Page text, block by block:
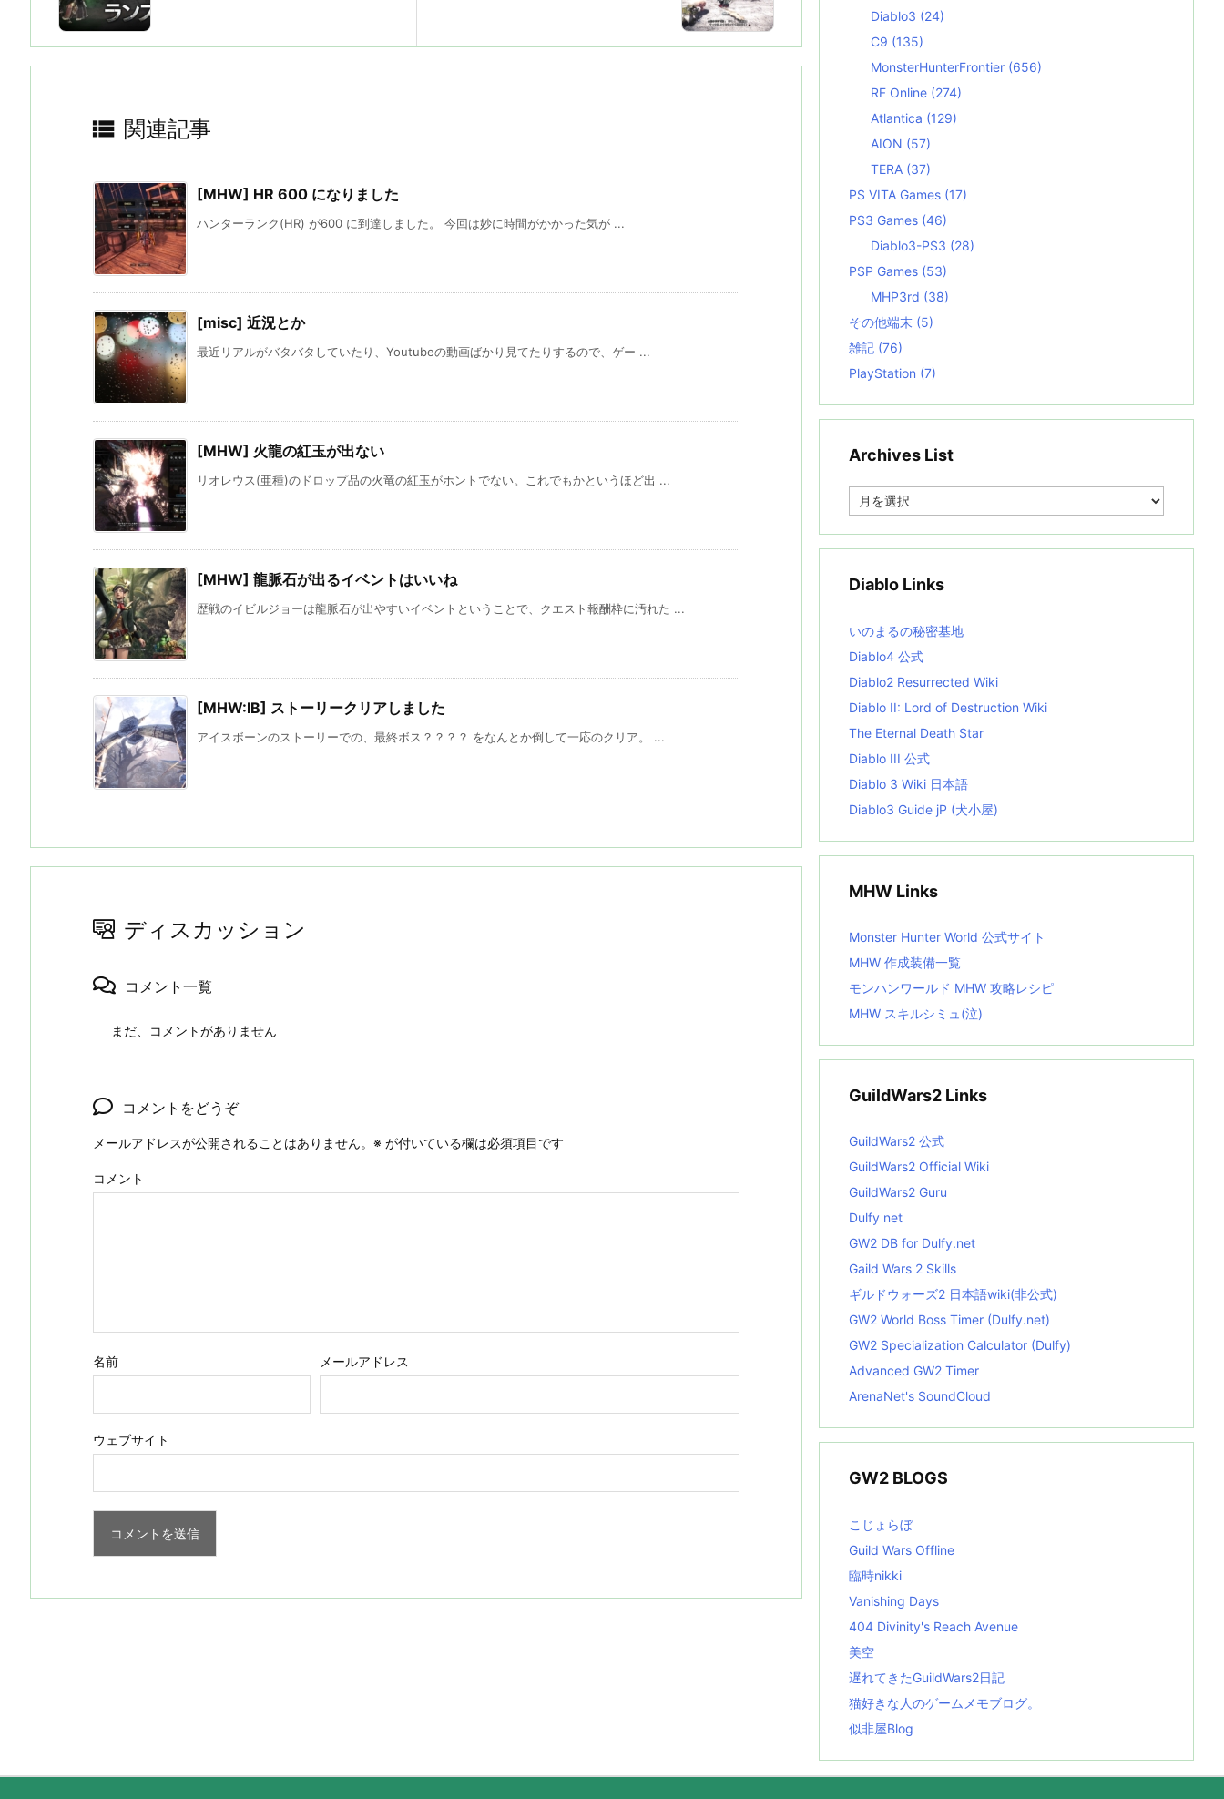
 関連記事
[MHW] HR 600 になりました
ハンターランク(HR) が600 に到達しました。 今回は妙に時間がかかった気が ...
[misc] 近況とか
最近リアルがバタバタしていたり、Youtubeの動画ばかり見てたりするので、ゲー ...
[MHW] 火龍の紅玉が出ない
リオレウス(亜種)のドロップ品の火竜の紅玉がホントでない。これでもかというほど出 ...
[MHW] 龍脈石が出るイベントはいいね
歴戦のイビルジョーは龍脈石が出やすいイベントということで、クエスト報酬枠に汚れた ...
[MHW:IB] ストーリークリアしました
アイスボーンのストーリーでの、最終ボス？？？？ をなんとか倒して一応のクリア。 ...
ディスカッション
コメント一覧
まだ、コメントがありません
コメントをどうぞ
メールアドレスが公開されることはありません。 ※ が付いている欄は必須項目です
コメント
名前 メールアドレス
ウェブサイト
Diablo3 (24)
C9 (135)
MonsterHunterFrontier (656)
RF Online (274)
Atlantica (129)
AION (57)
TERA (37)
PS VITA Games (17)
PS3 Games (46)
Diablo3-PS3 (28)
PSP Games (53)
MHP3rd (38)
その他端末 (5)
雑記 (76)
PlayStation (7)
Archives List
e
i
s
t
Diablo Links
いのまるの秘密基地
Diablo4 公式
Diablo2 Resurrected Wiki
Diablo II: Lord of Destruction Wiki
The Eternal Death Star
Diablo III 公式
Diablo 3 Wiki 日本語
Diablo3 Guide jP (犬小屋)
MHW Links
Monster Hunter World 公式サイト
MHW 作成装備一覧
モンハンワールド MHW 攻略レシピ
MHW スキルシミュ(泣)
GuildWars2 Links
GuildWars2 公式
GuildWars2 Official Wiki
GuildWars2 Guru
Dulfy net
GW2 DB for Dulfy.net
Gaild Wars 2 Skills
ギルドウォーズ2 日本語wiki(非公式)
GW2 World Boss Timer (Dulfy.net)
GW2 Specialization Calculator (Dulfy)
Advanced GW2 Timer
ArenaNet's SoundCloud
GW2 BLOGS
こじょらぼ
Guild Wars Offline
臨時nikki
Vanishing Days
404 Divinity's Reach Avenue
美空
遅れてきたGuildWars2日記
猫好きな人のゲームメモブログ。
似非屋Blog